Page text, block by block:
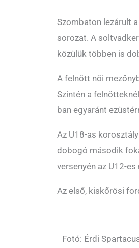
Szombaton lezárult
sorozat. A
közülük többen is
A felnőtt női
Szintén a
ban egyaránt
Az U18-as
dobogó második
versenyén az U12-
Az első, kiskőrösi
Fotó: Érdi